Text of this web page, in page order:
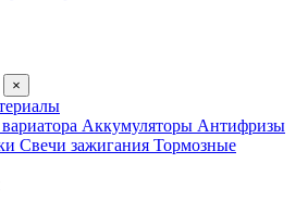
×
Аккумуляторы Антифризы
Свечи зажигания Тормозные